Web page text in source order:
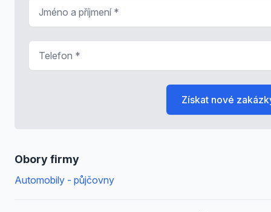
Obory firmy
Automobily - půjčovny
Získat nové